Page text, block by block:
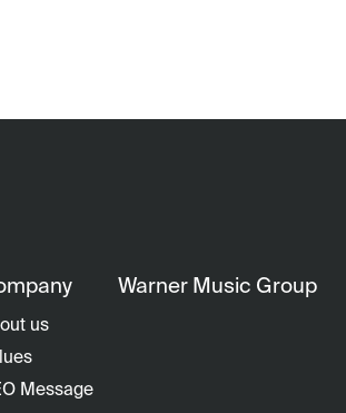
us
Message
Warner Music Group